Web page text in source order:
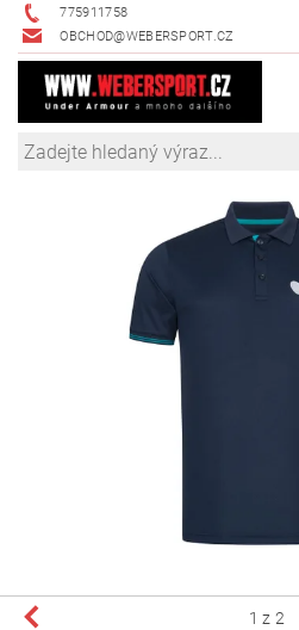
775911758
OBCHOD@WEBERSPORT.CZ
1 z 2